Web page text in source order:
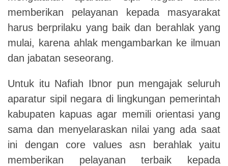
memberikan pelayanan kepada masyarakat
harus berprilaku yang baik dan berahlak yang
mulai, karena ahlak mengambarkan ke ilmuan
dan jabatan seseorang.
Untuk itu Nafiah Ibnor pun mengajak seluruh
aparatur sipil negara di lingkungan pemerintah
kabupaten kapuas agar memili orientasi yang
sama dan menyelaraskan nilai yang ada saat
ini dengan core values asn berahlak yaitu
memberikan pelayanan terbaik kepada